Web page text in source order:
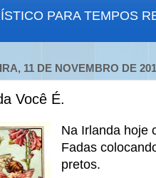
PARA TEMPOS
11 DE NOVEMBRO DE
Você É.
Na Irlanda hoje
Fadas
pretos.